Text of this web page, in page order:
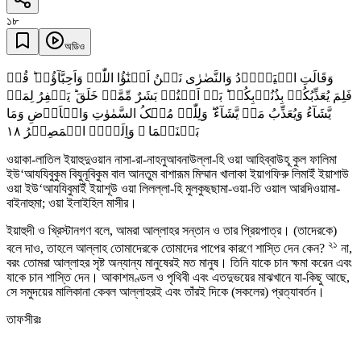
১৮
অডিও
وَقَالَتِ الۡیَہُوۡدُ وَالنَّصٰرٰی نَحۡنُ اَبۡنٰٓؤُا اللّٰہِ وَاَحِبَّآؤُہٗ ؕ قُلۡ
فَلِمَ یُعَذِّبُکُمۡ بِذُنُوۡبِکُمۡ ؕ بَلۡ اَنۡتُمۡ بَشَرٌ مِّمَّنۡ خَلَقَ ؕ یَغۡفِرُ لِمَنۡ
یَّشَآءُ وَیُعَذِّبُ مَنۡ یَّشَآءُ ؕ وَلِلّٰہِ مُلۡکُ السَّمٰوٰتِ وَالۡاَرۡضِ وَمَا
بَیۡنَہُمَا ۫ وَاِلَیۡہِ الۡمَصِیۡرُ ١٨
ওয়াকা-লাতিল ইয়াহুদুওয়ান নাসা-রা-নাহনুআবনাউল্লা-হি ওয়া আহিব্বাউহূ কুল ফালিমা
ইউ‘আযযিবুকুম বিযুনূবিকুম বাল আনতুম বাশারূম মিম্মান খালাকা ইয়াগফিরু লিমাইঁ ইয়াশাউ
ওয়া ইউ‘আযযিবুমাইঁ ইয়াশূউ ওয়া লিলল্লা-হি মুলকুছছামা-ওয়া-তি ওয়াল আরদিওয়ামা-
বাইনাহুমা; ওয়া ইলাইহিল মাসীর।
ইয়াহুদী ও খ্রিস্টানগণ বলে, আমরা আল্লাহর সন্তান ও তার প্রিয়পাত্র। (তাদেরকে)
বলে দাও, তাহলে আল্লাহ তোমাদেরকে তোমাদের পাপের কারণে শাস্তি দেন কেন? ২১ না,
বরং তোমরা আল্লাহর সৃষ্ট অন্যান্য মানুষেরই মত মানুষ। তিনি যাকে চান ক্ষমা করেন এবং
যাকে চান শাস্তি দেন। আকাশমণ্ডল ও পৃথিবী এবং এতদুভয়ের মাঝখানে যা-কিছু আছে,
সে সমুদয়ের মালিকানা কেবল আল্লাহরই এবং তাঁরই দিকে (সকলের) প্রত্যাবর্তন।
তাফসীরঃ